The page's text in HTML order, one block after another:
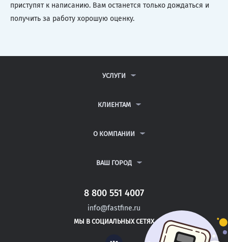
приступят к написанию. Вам останется только дождаться и
получить за работу хорошую оценку.
УСЛУГИ
ДИПЛОМНЫЕ РАБОТЫ
РЕФЕРАТЫ
КЛИЕНТАМ
ВОПРОСЫ И ОТВЕТЫ
ПОЛИТИКА КОНФИДЕНЦИАЛЬНОСТИ
О КОМПАНИИ
КОНТАКТЫ
ВАШ ГОРОД
САНКТ-ПЕТЕРБУРГ
ВЛАДИМИР
ОРЕЛ
8 800 551 4007
info@fastfine.ru
МЫ В СОЦИАЛЬНЫХ СЕТЯХ